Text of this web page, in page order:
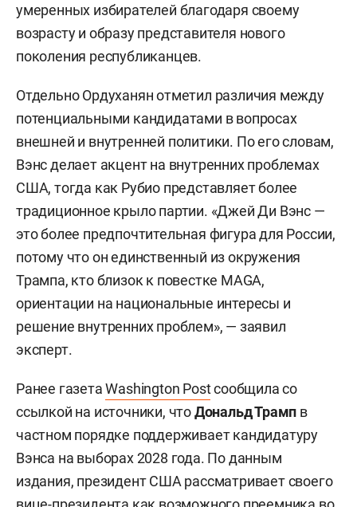
умеренных избирателей благодаря своему
возрасту и образу представителя нового
поколения республиканцев.
Отдельно Ордуханян отметил различия между
потенциальными кандидатами в вопросах
внешней и внутренней политики. По его словам,
Вэнс делает акцент на внутренних проблемах
США, тогда как Рубио представляет более
традиционное крыло партии. «Джей Ди Вэнс —
это более предпочтительная фигура для России,
потому что он единственный из окружения
Трампа, кто близок к повестке MAGA,
ориентации на национальные интересы и
решение внутренних проблем», — заявил
эксперт.
Ранее газетаWashington Postсообщила со
ссылкой на источники, чтоДональд Трамп в
частном порядке поддерживает кандидатуру
Вэнса на выборах 2028 года. По данным
издания, президент США рассматривает своего